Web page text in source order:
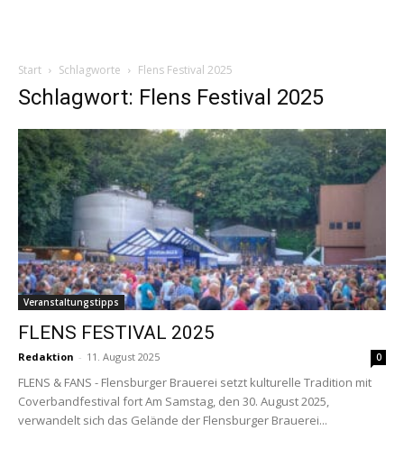
Start Schlagworte Flens Festival 2025
Schlagwort: Flens Festival 2025
Veranstaltungstipps
FLENS FESTIVAL 2025
Redaktion - 11. August 2025 0
FLENS & FANS - Flensburger Brauerei setzt kulturelle Tradition mit
Coverbandfestival fort Am Samstag, den 30. August 2025,
verwandelt sich das Gelände der Flensburger Brauerei...